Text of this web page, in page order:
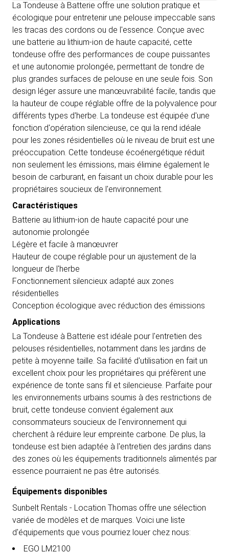
La Tondeuse à Batterie offre une solution pratique et
écologique pour entretenir une pelouse impeccable sans
les tracas des cordons ou de l'essence. Conçue avec
une batterie au lithium-ion de haute capacité, cette
tondeuse offre des performances de coupe puissantes
et une autonomie prolongée, permettant de tondre de
plus grandes surfaces de pelouse en une seule fois. Son
design léger assure une manœuvrabilité facile, tandis que
la hauteur de coupe réglable offre de la polyvalence pour
différents types d'herbe. La tondeuse est équipée d'une
fonction d'opération silencieuse, ce qui la rend idéale
pour les zones résidentielles où le niveau de bruit est une
préoccupation. Cette tondeuse écoénergétique réduit
non seulement les émissions, mais élimine également le
besoin de carburant, en faisant un choix durable pour les
propriétaires soucieux de l'environnement.
Caractéristiques
Batterie au lithium-ion de haute capacité pour une
autonomie prolongée
Légère et facile à manœuvrer
Hauteur de coupe réglable pour un ajustement de la
longueur de l'herbe
Fonctionnement silencieux adapté aux zones
résidentielles
Conception écologique avec réduction des émissions
Applications
La Tondeuse à Batterie est idéale pour l'entretien des
pelouses résidentielles, notamment dans les jardins de
petite à moyenne taille. Sa facilité d'utilisation en fait un
excellent choix pour les propriétaires qui préfèrent une
expérience de tonte sans fil et silencieuse. Parfaite pour
les environnements urbains soumis à des restrictions de
bruit, cette tondeuse convient également aux
consommateurs soucieux de l'environnement qui
cherchent à réduire leur empreinte carbone. De plus, la
tondeuse est bien adaptée à l'entretien des jardins dans
des zones où les équipements traditionnels alimentés par
essence pourraient ne pas être autorisés.
Équipements disponibles
Sunbelt Rentals - Location Thomas offre une sélection
variée de modèles et de marques. Voici une liste
d'équipements que vous pourriez louer chez nous:
EGO LM2100